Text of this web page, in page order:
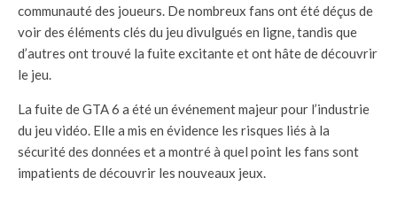
communauté des joueurs. De nombreux fans ont été déçus de
voir des éléments clés du jeu divulgués en ligne, tandis que
d’autres ont trouvé la fuite excitante et ont hâte de découvrir
le jeu.
La fuite de GTA 6 a été un événement majeur pour l’industrie
du jeu vidéo. Elle a mis en évidence les risques liés à la
sécurité des données et a montré à quel point les fans sont
impatients de découvrir les nouveaux jeux.